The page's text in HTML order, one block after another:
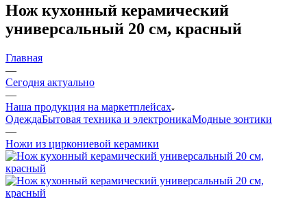
Нож кухонный керамический
универсальный 20 см, красный
Главная
—
Сегодня актуально
—
Наша продукция на маркетплейсах
ОдеждаБытовая техника и электроникаМодные зонтики
—
Ножи из циркониевой керамики